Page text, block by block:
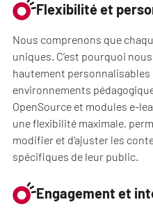
Flexibilité et
Nous comprenons que
uniques. C’est pourquoi
hautement personnalisables
environnements
OpenSource et modules e-
une flexibilité maximale,
modifier et d’ajuster les
spécifiques de leur public.
Engagement et